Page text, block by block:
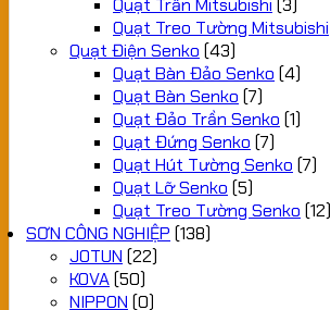
Quạt Trần Mitsubishi (3)
Quạt Treo Tường Mitsubishi
Quạt Điện Senko (43)
Quạt Bàn Đảo Senko (4)
Quạt Bàn Senko (7)
Quạt Đảo Trần Senko (1)
Quạt Đứng Senko (7)
Quạt Hút Tường Senko (7)
Quạt Lỡ Senko (5)
Quạt Treo Tường Senko (12)
SƠN CÔNG NGHIỆP (138)
JOTUN (22)
KOVA(50)
NIPPON (0)